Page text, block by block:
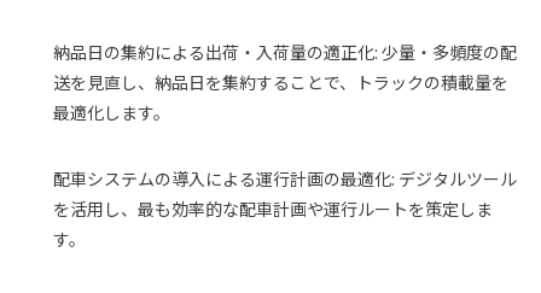
納品日の集約による出荷・入荷量の適正化: 少量・多頻度の配
送を見直し、納品日を集約することで、トラックの積載量を
最適化します。
配車システムの導入による運行計画の最適化: デジタルツール
を活用し、最も効率的な配車計画や運行ルートを策定しま
す。